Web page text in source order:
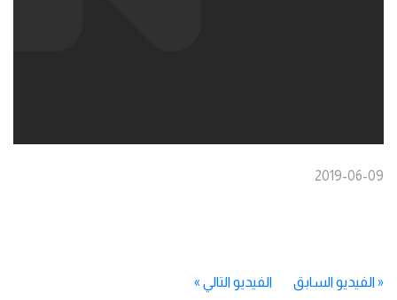
2019-06-09
«الفيديو السابق الفيديو التالي »